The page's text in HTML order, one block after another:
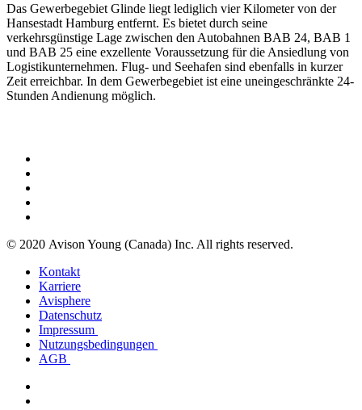
Das Gewerbegebiet Glinde liegt lediglich vier Kilometer von der
Hansestadt Hamburg entfernt. Es bietet durch seine
verkehrsgünstige Lage zwischen den Autobahnen BAB 24, BAB 1
und BAB 25 eine exzellente Voraussetzung für die Ansiedlung von
Logistikunternehmen. Flug- und Seehafen sind ebenfalls in kurzer
Zeit erreichbar. In dem Gewerbegebiet ist eine uneingeschränkte 24-
Stunden Andienung möglich.
© 2020 Avison Young (Canada) Inc. All rights reserved.
Kontakt
Karriere
Avisphere
Datenschutz
Impressum
Nutzungsbedingungen
AGB